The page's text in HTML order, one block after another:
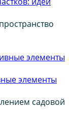
элементы
садовой